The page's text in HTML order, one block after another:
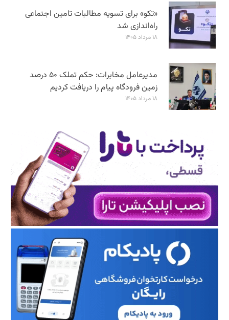
«تکو» برای تسویه مطالبات تامین اجتماعی
راه‌اندازی شد
۱۸ مرداد ۱۴۰۵
مدیرعامل مخابرات: حکم تملک ۵۰ درصد
زمین فرودگاه پیام را دریافت کردیم
۱۸ مرداد ۱۴۰۵